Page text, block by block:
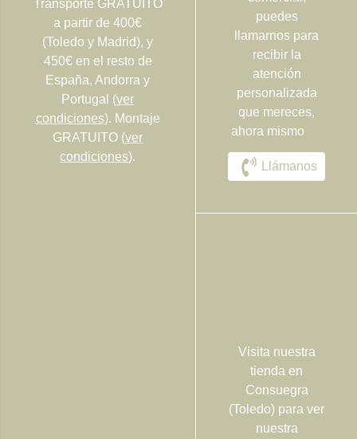
Transporte GRATUITO
a partir de 400€
(Toledo y Madrid), y
450€ en el resto de
España, Andorra y
Portugal (ver
condiciones). Montaje
GRATUITO (ver
condiciones).
puedes
llamarnos para
recibir la
atención
personalizada
que mereces,
ahora mismo
Llámanos
Visita nuestra
tienda en
Consuegra
(Toledo) para ver
nuestra